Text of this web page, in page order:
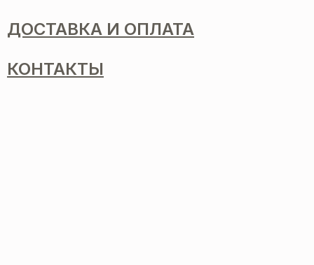
ДОСТАВКА И ОПЛАТА
КОНТАКТЫ